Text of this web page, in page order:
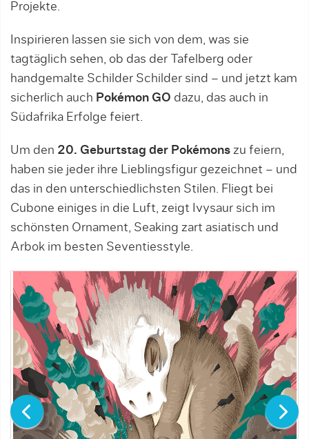
Projekte.
Inspirieren lassen sie sich von dem, was sie
tagtäglich sehen, ob das der Tafelberg oder
handgemalte Schilder Schilder sind – und jetzt kam
sicherlich auch Pokémon GO dazu, das auch in
Südafrika Erfolge feiert.
Um den 20. Geburtstag der Pokémons zu feiern,
haben sie jeder ihre Lieblingsfigur gezeichnet – und
das in den unterschiedlichsten Stilen. Fliegt bei
Cubone einiges in die Luft, zeigt Ivysaur sich im
schönsten Ornament, Seaking zart asiatisch und
Arbok im besten Seventiesstyle.